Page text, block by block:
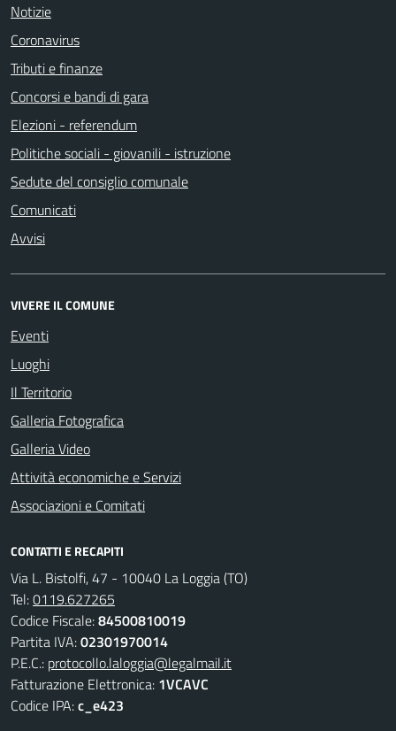
Notizie
Coronavirus
Tributi e finanze
Concorsi e bandi di gara
Elezioni - referendum
Politiche sociali - giovanili - istruzione
Sedute del consiglio comunale
Comunicati
Avvisi
VIVERE IL COMUNE
Eventi
Luoghi
Il Territorio
Galleria Fotografica
Galleria Video
Attività economiche e Servizi
Associazioni e Comitati
CONTATTI E RECAPITI
Via L. Bistolfi, 47 - 10040 La Loggia (TO)
Tel:0119.627265
Codice Fiscale:84500810019
Partita IVA:02301970014
P.E.C.: protocollo.laloggia@legalmail.it
Fatturazione Elettronica: 1VCAVC
Codice IPA:c_e423